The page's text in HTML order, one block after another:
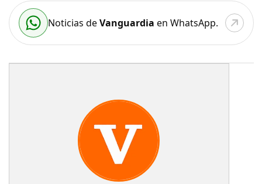
Noticias deVanguardia en WhatsApp.